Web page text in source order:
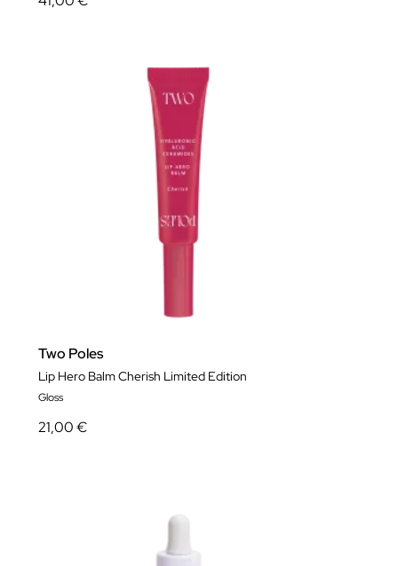
Two Poles
Lip Hero Balm Cherish Limited Edition
Gloss
21,00 €